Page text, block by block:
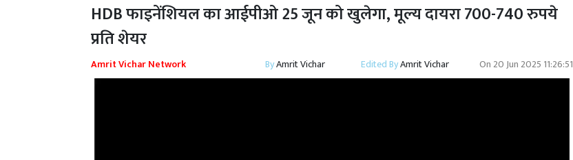
HDB फाइनेंशियल का आईपीओ 25 जून को खुलेगा, मूल्य दायरा 700-740 रुपये
प्रति शेयर
Amrit Vichar Network ByAmrit Vichar Edited ByAmrit Vichar On 20 Jun 2025 11:26:51